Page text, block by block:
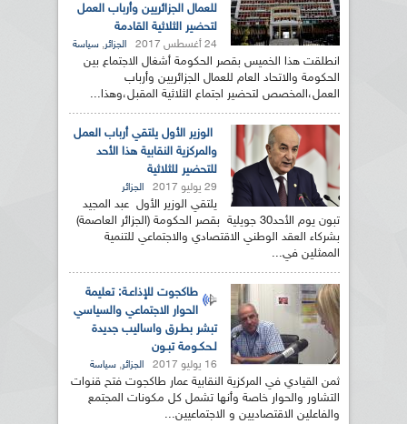
للعمال الجزائريين وأرباب العمل
لتحضير الثلاثية القادمة
24 أغسطس 2017 الجزائر, سياسة
انطلقت هذا الخميس بقصر الحكومة أشغال الاجتماع بين
الحكومة والاتحاد العام للعمال الجزائريين وأرباب
العمل،المخصص لتحضير اجتماع الثلاثية المقبل،وهذا...
الوزير الأول يلتقي أرباب العمل
والمركزية النقابية هذا الأحد
للتحضير للثلاثية
29 يوليو 2017 الجزائر
يلتقي الوزير الأول عبد المجيد
تبون يوم الأحد30 جويلية بقصر الحكومة (الجزائر العاصمة)
بشركاء العقد الوطني الاقتصادي والاجتماعي للتنمية
الممثلين في...
طاكجوت للإذاعـة: تعليمة
الحوار الاجتماعي والسياسي
تبشر بطـرق واساليب جديدة
لـحكـومة تبـون
16 يوليو 2017 الجزائر, سياسة
ثمن القيادي في المركزية النقابية عمار طاكجوت فتح قنوات
التشاور والحوار خاصة وأنها تشمل كل مكونات المجتمع
والفاعلين الاقتصاديين و الاجتماعيين...